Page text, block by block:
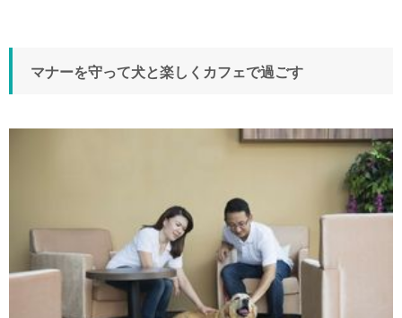
マナーを守って犬と楽しくカフェで過ごす